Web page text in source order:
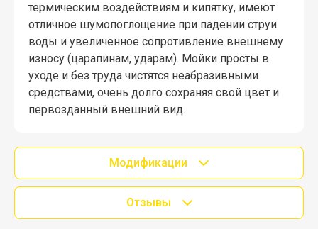
термическим воздействиям и кипятку, имеют
отличное шумопоглощение при падении струи
воды и увеличенное сопротивление внешнему
износу (царапинам, ударам). Мойки просты в
уходе и без труда чистятся неабразивными
средствами, очень долго сохраняя свой цвет и
первозданный внешний вид.
Модификации
Отзывы